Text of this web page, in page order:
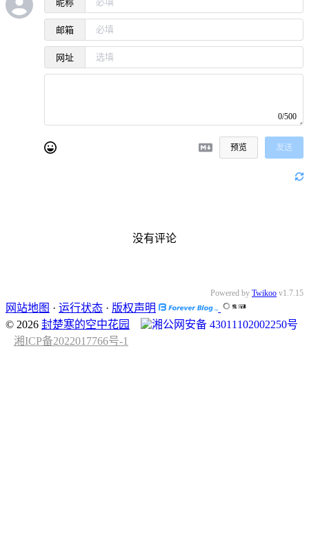
昵称
邮箱
网址
0/500
预览 发送
没有评论
Powered by Twikoo v1.7.15
网站地图 · 运行状态 · 版权声明
© 2026 封楚寒的空中花园
湘公网安备 43011102002250号
湘ICP备2022017766号-1